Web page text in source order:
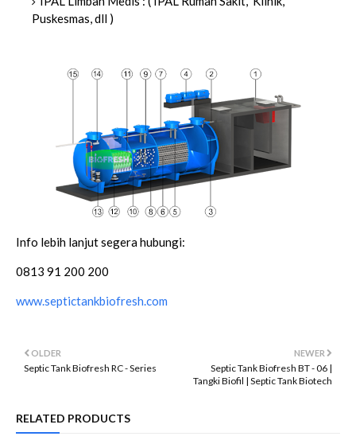
Puskesmas, dll )
Info lebih lanjut segera hubungi:
0813 91 200 200
www.septictankbiofresh.com
NEWER
Septic Tank Biofresh BT - 06 |
Tangki Biofil | Septic Tank Biotech
OLDER
Septic Tank Biofresh RC - Series
RELATED PRODUCTS